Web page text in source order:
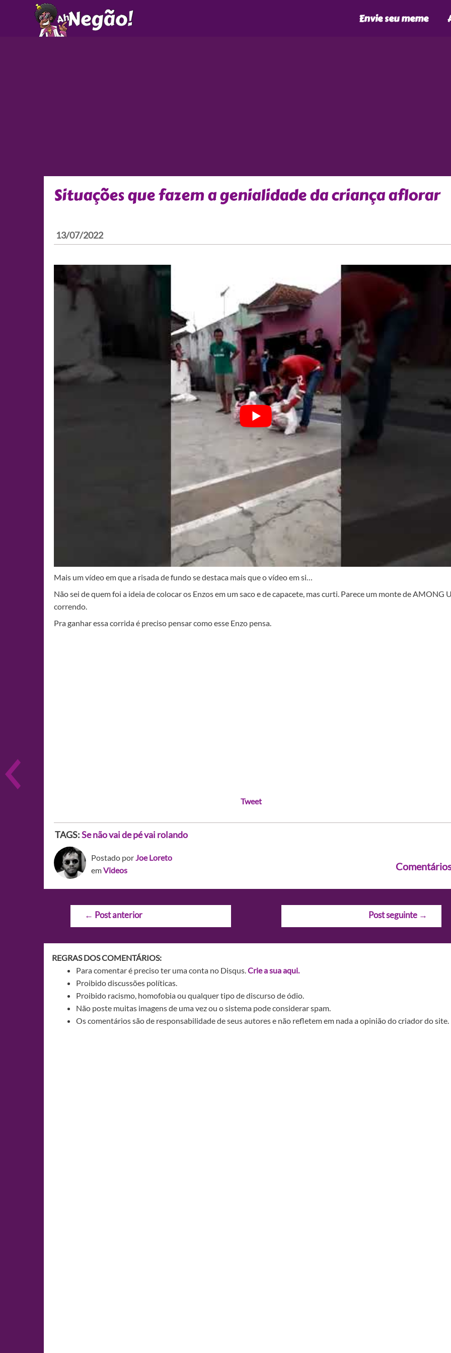
Envie seu meme
Situações que fazem a genialidade da criança aflorar
13/07/2022
Mais um vídeo em que a risada de fundo se destaca mais que o vídeo em si…
Não sei de quem foi a ideia de colocar os Enzos em um saco e de capacete, mas curti. Parece um monte de AMONG
correndo.
Pra ganhar essa corrida é preciso pensar como esse Enzo pensa.
Tweet
TAGS:Se não vai de pé vai rolando
Postado porJoe Loreto
emVideos
Navegação
← Post anterior Post seguinte →
REGRAS DOS COMENTÁRIOS:
Para comentar é preciso ter uma conta no Disqus.Crie a sua aqui.
Proibido discussões políticas.
Proibido racismo, homofobia ou qualquer tipo de discurso de ódio.
Não poste muitas imagens de uma vez ou o sistema pode considerar spam.
Os comentários são de responsabilidade de seus autores e não refletem em nada a opinião do criador do site.